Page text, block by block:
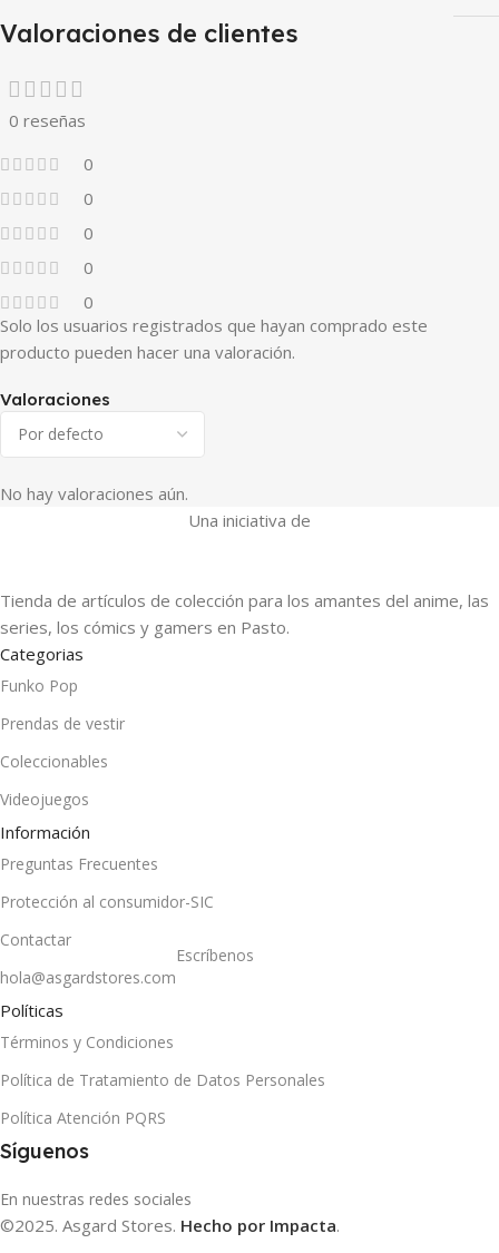
Valoraciones de clientes
0 reseñas
0
0
0
0
0
Valoraciones
No hay valoraciones aún.
Solo los usuarios registrados que hayan comprado este
producto pueden hacer una valoración.
Una iniciativa de
Tienda de artículos de colección para los amantes del anime, las
series, los cómics y gamers en Pasto.
Categorias
Funko Pop
Prendas de vestir
Coleccionables
Videojuegos
Información
Preguntas Frecuentes
Protección al consumidor-SIC
Contactar
hola@asgardstores.com
Escríbenos
Políticas
Términos y Condiciones
Política de Tratamiento de Datos Personales
Política Atención PQRS
Síguenos
En nuestras redes sociales
©2025. Asgard Stores. Hecho por Impacta.